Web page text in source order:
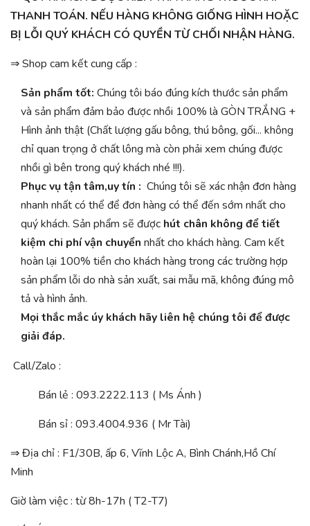
THANH TOÁN. NẾU HÀNG KHÔNG GIỐNG HÌNH HOẶC
BỊ LỖI QUÝ KHÁCH CÓ QUYỀN TỪ CHỐI NHẬN HÀNG.
⇒ Shop cam kết cung cấp :
Sản phẩm tốt: Chúng tôi báo đúng kích thước sản phẩm
và sản phẩm đảm bảo được nhồi 100% là GÒN TRẮNG +
Hình ảnh thật (Chất lượng gấu bông, thú bông, gối... không
chỉ quan trọng ở chất lông mà còn phải xem chúng được
nhồi gì bên trong quý khách nhé !!!).
Phục vụ tận tâm,uy tín : Chúng tôi sẽ xác nhận đơn hàng
nhanh nhất có thể để đơn hàng có thể đến sớm nhất cho
quý khách. Sản phẩm sẽ được hút chân không để tiết
kiệm chi phí vận chuyển nhất cho khách hàng. Cam kết
hoàn lại 100% tiền cho khách hàng trong các trường hợp
sản phẩm lỗi do nhà sản xuất, sai mẫu mã, không đúng mô
tả và hình ảnh.
Mọi thắc mắc úy khách hãy liên hệ chúng tôi để được
giải đáp.
Call/Zalo :
Bán lẻ : 093.2222.113 ( Ms Ánh )
Bán sỉ : 093.4004.936 ( Mr Tài)
⇒ Địa chỉ : F1/30B, ấp 6, Vĩnh Lộc A, Bình Chánh,Hồ Chí
Minh
Giờ làm việc : từ 8h-17h ( T2-T7)